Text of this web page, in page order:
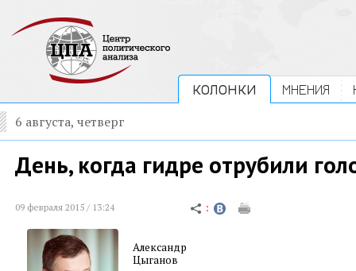
КОЛОНКИ МНЕНИЯ
6 августа, четверг
День, когда гидре отрубили
09 февраля 2015 / 13:24
Александр
Цыганов